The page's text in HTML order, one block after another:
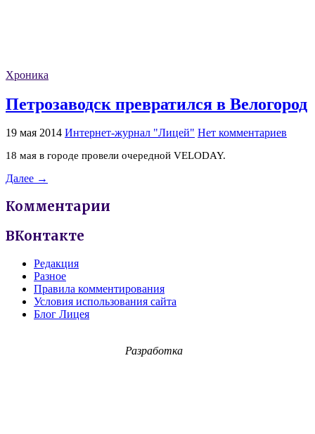
Хроника
Петрозаводск превратился в Велогород
19 мая 2014 Интернет-журнал "Лицей" Нет комментариев
18 мая в городе провели очередной VELODAY.
Далее →
Комментарии
ВКонтакте
Редакция
Разное
Правила комментирования
Условия использования сайта
Блог Лицея
Разработка